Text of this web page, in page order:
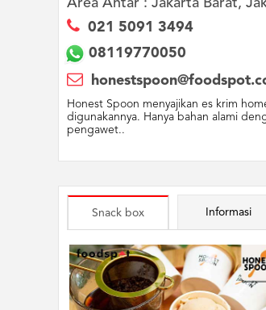
Area Antar : Jakarta Barat,
021 5091 3494
08119770050
Honest Spoon menyajikan es krim
digunakannya. Hanya bahan alami
pengawet..
Snack box Informasi